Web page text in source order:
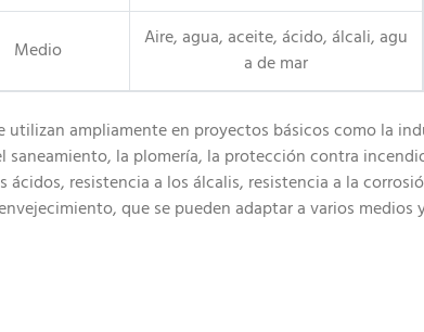
Medio
Aire, agua, aceite, ácido, álcali, agu
a de mar
ampliamente en proyectos básicos como la
la plomería, la protección contra
resistencia a los álcalis, resistencia a la
que se pueden adaptar a varios medios